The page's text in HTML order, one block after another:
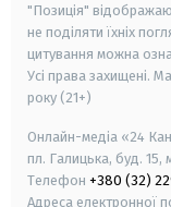
"Позиція"
не поділяти їхніх
цитування можна
Усі права захищені.
року (21+)
Онлайн-медіа «24
пл. Галицька, буд. 15,
Телефон +380 (32)
Адреса електронної